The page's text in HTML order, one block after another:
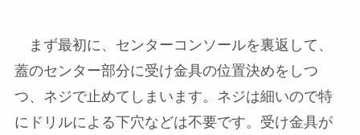
まず最初に、センターコンソールを裏返して、
蓋のセンター部分に受け金具の位置決めをしつ
つ、ネジで止めてしまいます。ネジは細いので特
にドリルによる下穴などは不要です。受け金具が